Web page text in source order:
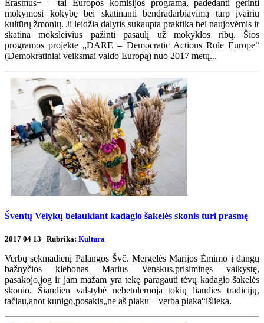
Erasmus+ – tai Europos komisijos programa, padedanti gerinti
mokymosi kokybę bei skatinanti bendradarbiavimą tarp įvairių
kultūrų žmonių. Ji leidžia dalytis sukaupta praktika bei naujovėmis ir
skatina moksleivius pažinti pasaulį už mokyklos ribų. Šios
programos projekte „DARE – Democratic Actions Rule Europe“
(Demokratiniai veiksmai valdo Europą) nuo 2017 metų...
Šventų Velykų belaukiant kadagio šakelės skonis turi prasmę
2017 04 13 | Rubrika: Kultūra
Verbų sekmadienį Palangos Švč. Mergelės Marijos Ėmimo į dangų
bažnyčios klebonas Marius Venskus,prisiminęs vaikystę,
pasakojo,jog ir jam mažam yra tekę paragauti tėvų kadagio šakelės
skonio. Šiandien valstybė nebetoleruoja tokių liaudies tradicijų,
tačiau,anot kunigo,posakis„ne aš plaku – verba plaka“išlieka.